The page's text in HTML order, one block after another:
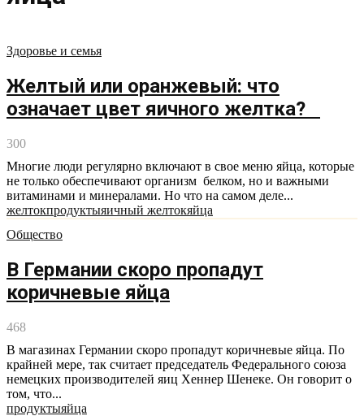
Здоровье и семья
Желтый или оранжевый: что
означает цвет яичного желтка?
300
Многие люди регулярно включают в свое меню яйца, которые
не только обеспечивают организм белком, но и важными
витаминами и минералами. Но что на самом деле...
желтокпродуктыяичный желтокяйца
Общество
В Германии скоро пропадут
коричневые яйца
468
В магазинах Германии скоро пропадут коричневые яйца. По
крайней мере, так считает председатель Федерального союза
немецких производителей яиц Хеннер Шенеке. Он говорит о
том, что...
продуктыяйца